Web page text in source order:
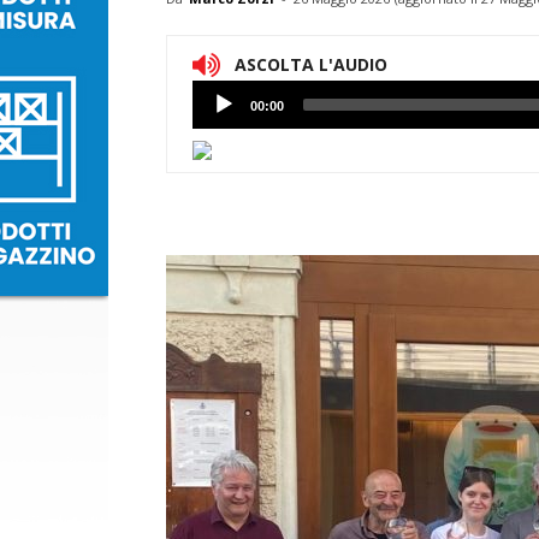
ASCOLTA L'AUDIO
Lettore
Audio
00:00